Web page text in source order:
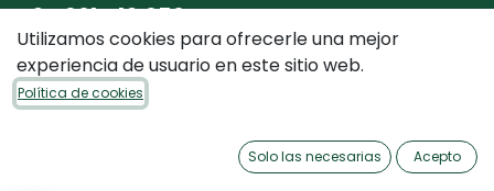
+34 961 412 050
Envíenos un mensaje
Utilizamos cookies para ofrecerle una mejor
experiencia de usuario en este sitio web.
Política de cookies
Solo las necesarias Acepto